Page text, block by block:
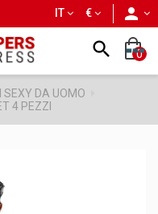
€
IT
 0
SEXY DA UOMO
4 PEZZI